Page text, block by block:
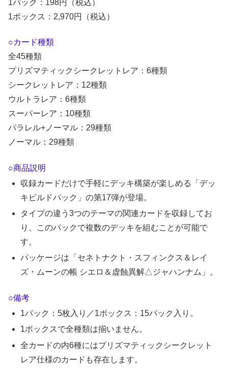
1パック：198円（税込）
1ボックス：2,970円（税込）
○カード種類
全45種類
プリズマティックシークレットレア：6種類
シークレットレア：12種類
ウルトラレア：6種類
スーパーレア：10種類
パラレル+ノーマル：29種類
ノーマル：29種類
○商品説明
収録カードだけで手軽にデッキ構築が楽しめる「デッ
キビルドパック」の第17弾が登場。
タイプの違う3つのテーマの関連カードを収録してお
り、このパックで複数のデッキを組むことが可能で
す。
パッケージは「セネトナクト・スフィンクス＆レイ
ズ・ムーンの帳 シエロ＆虚蝕異解△ジャハンナム」。
○備考
1パック：5枚入り／1ボックス：15パック入り。
1ボックスで全種類は揃いません。
全カードの内6種にはプリズマティックシークレット
レア仕様のカードも存在します。